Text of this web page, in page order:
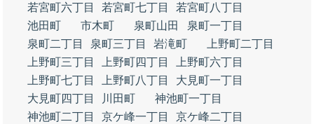
若宮町六丁目
若宮町七丁目
若宮町八丁目
池田町
市木町 泉町山田
泉町一丁目
泉町二丁目
泉町三丁目 岩滝町
上野町二丁目
上野町三丁目
上野町四丁目
上野町六丁目
上野町七丁目
上野町八丁目
大見町一丁目
大見町四丁目
川田町
神池町一丁目
神池町二丁目
京ケ峰一丁目
京ケ峰二丁目